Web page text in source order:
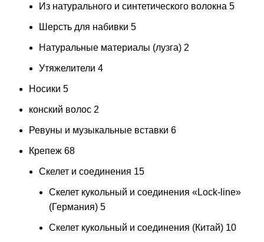
Из натурального и синтетического волокна 5
Шерсть для набивки 5
Натуральные материалы (лузга) 2
Утяжелители 4
Носики 5
конский волос 2
Ревуны и музыкальные вставки 6
Крепеж 68
Скелет и соединения 15
Скелет кукольный и соединения «Lock-line»
(Германия) 5
Скелет кукольный и соединения (Китай) 10